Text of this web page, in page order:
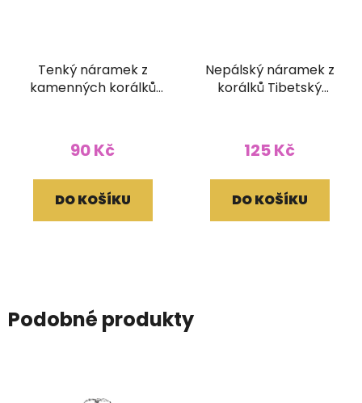
Tenký náramek z
kamenných korálků
90 Kč
DO KOŠÍKU
Nepálský náramek z
korálků Tibetský
125 Kč
DO KOŠÍKU
Podobné produkty